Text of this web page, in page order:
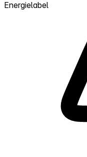
Energielabel